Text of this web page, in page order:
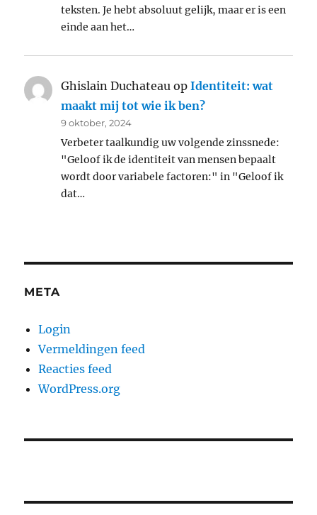
teksten. Je hebt absoluut gelijk, maar er is een
einde aan het…
Ghislain Duchateau opIdentiteit: wat
maakt mij tot wie ik ben?
9 oktober, 2024
Verbeter taalkundig uw volgende zinssnede:
"Geloof ik de identiteit van mensen bepaalt
wordt door variabele factoren:" in "Geloof ik
dat…
META
Login
Vermeldingen feed
Reacties feed
WordPress.org